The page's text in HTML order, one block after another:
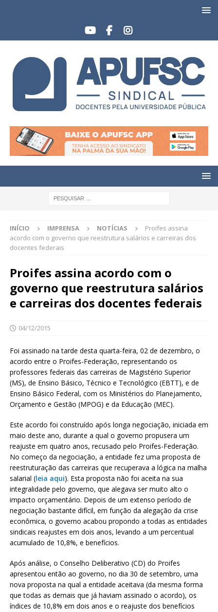
INÍCIO IMPRENSA NOTÍCIAS
Proifes assina
acordo com o governo que reestrutura salários e carreiras dos
docentes federais
Proifes assina acordo com o
governo que reestrutura salários
e carreiras dos docentes federais
04/12/2015
Foi assinado na tarde desta quarta-feira, 02 de dezembro, o
acordo entre o Proifes-Federação, representando os
professores federais das carreiras de Magistério Superior
(MS), de Ensino Básico, Técnico e Tecnológico (EBTT), e de
Ensino Básico Federal, com os Ministérios do Planejamento,
Orçamento e Gestão (MPOG) e da Educação (MEC).
Este acordo foi construído após longa negociação, iniciada em
maio deste ano, durante a qual o governo propusera um
reajuste em quatro anos, recusado pelo Proifes-Federação.
No começo da negociação, a entidade fez uma proposta de
reestruturação das carreiras que recuperava a lógica na malha
salarial (leia aqui). Esta proposta não foi aceita na sua
integralidade pelo governo, que alegava ser muito alto o
impacto orçamentário. Depois de um extenso período de
negociação bastante difícil, em função da alegação da crise
econômica, o governo acabou propondo a todas as entidades
sindicais reajustes em dois anos, levando a um percentual
acumulado de 10,8%, e benefícios.
Após análise, o Conselho Deliberativo (CD) do Proifes
apresentou então ao governo, no dia 30 de setembro, uma
nova proposta na qual a entidade aceitava (da mesma forma
que todas as demais que já haviam assinado o acordo), os
índices de 10,8% em dois anos e o reajuste dos benefícios